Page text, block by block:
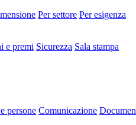
Per settore Per esigenza
e premi Sicurezza Sala stampa
persone Comunicazione